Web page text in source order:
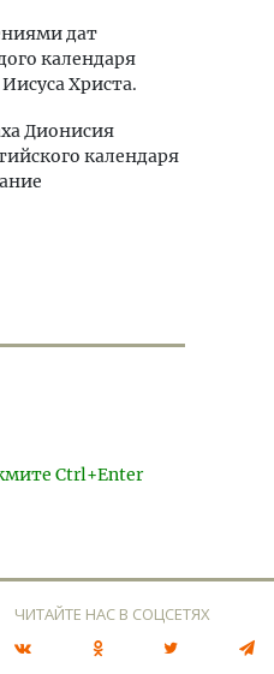
дат
календаря
Христа.
Дионисия
календаря
Ctrl+Enter
ЧИТАЙТЕ НАС В СОЦСЕТЯХ